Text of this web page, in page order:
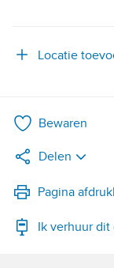
Locatie
Bewaren
Delen
LinkedIn
WhatsApp
Pagina
Ik verhuur